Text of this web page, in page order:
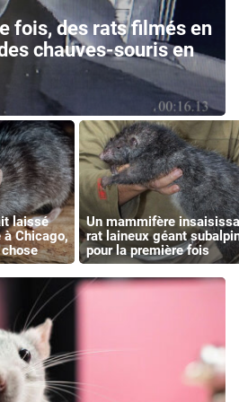
fois, des rats filmés en
chauves-souris en
laissé
Chicago,
Un mammifère
rat laineux géant
pour la première fois